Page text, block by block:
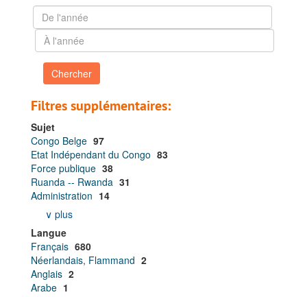
les
résultats
De
l'année
À
l'année
Filtres supplémentaires:
Sujet
Congo Belge 97
Etat Indépendant du Congo 83
Force publique 38
Ruanda -- Rwanda 31
Administration 14
∨ plus
Langue
Français 680
Néerlandais, Flammand 2
Anglais 2
Arabe 1